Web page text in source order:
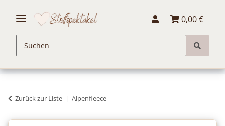
0,00 €
Zurück zur Liste Alpenfleece